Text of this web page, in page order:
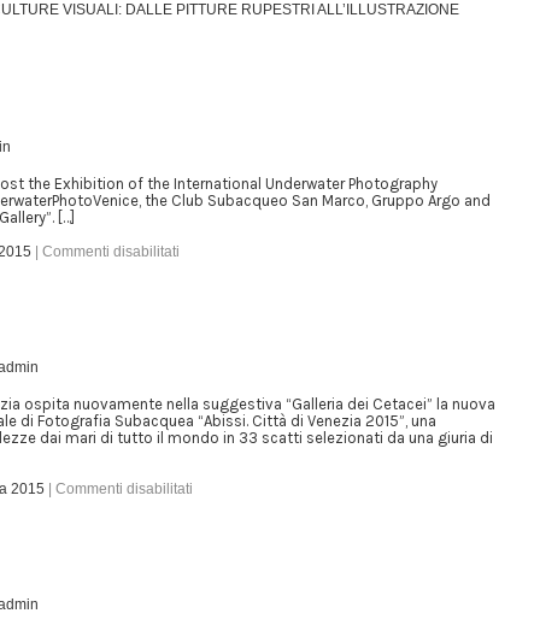
VISUALI: DALLE PITTURE RUPESTRI ALL’ILLUSTRAZIONE
the Exhibition of the International Underwater Photography
the Club Subacqueo San Marco, Gruppo Argo and
[…]
Commenti disabilitati
ospita nuovamente nella suggestiva “Galleria dei Cetacei” la nuova
di Fotografia Subacquea “Abissi. Città di Venezia 2015”, una
dai mari di tutto il mondo in 33 scatti selezionati da una giuria di
2015 Commenti disabilitati